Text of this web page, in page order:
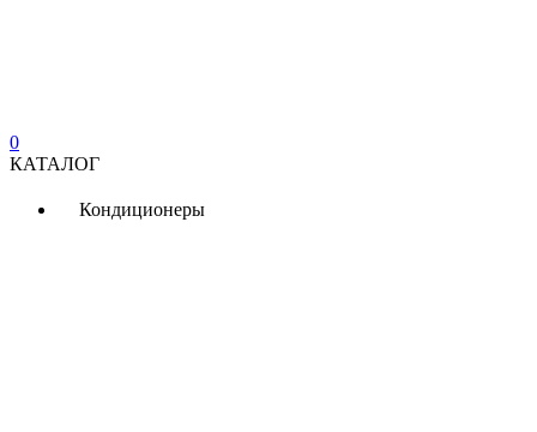
0
КАТАЛОГ
Кондиционеры